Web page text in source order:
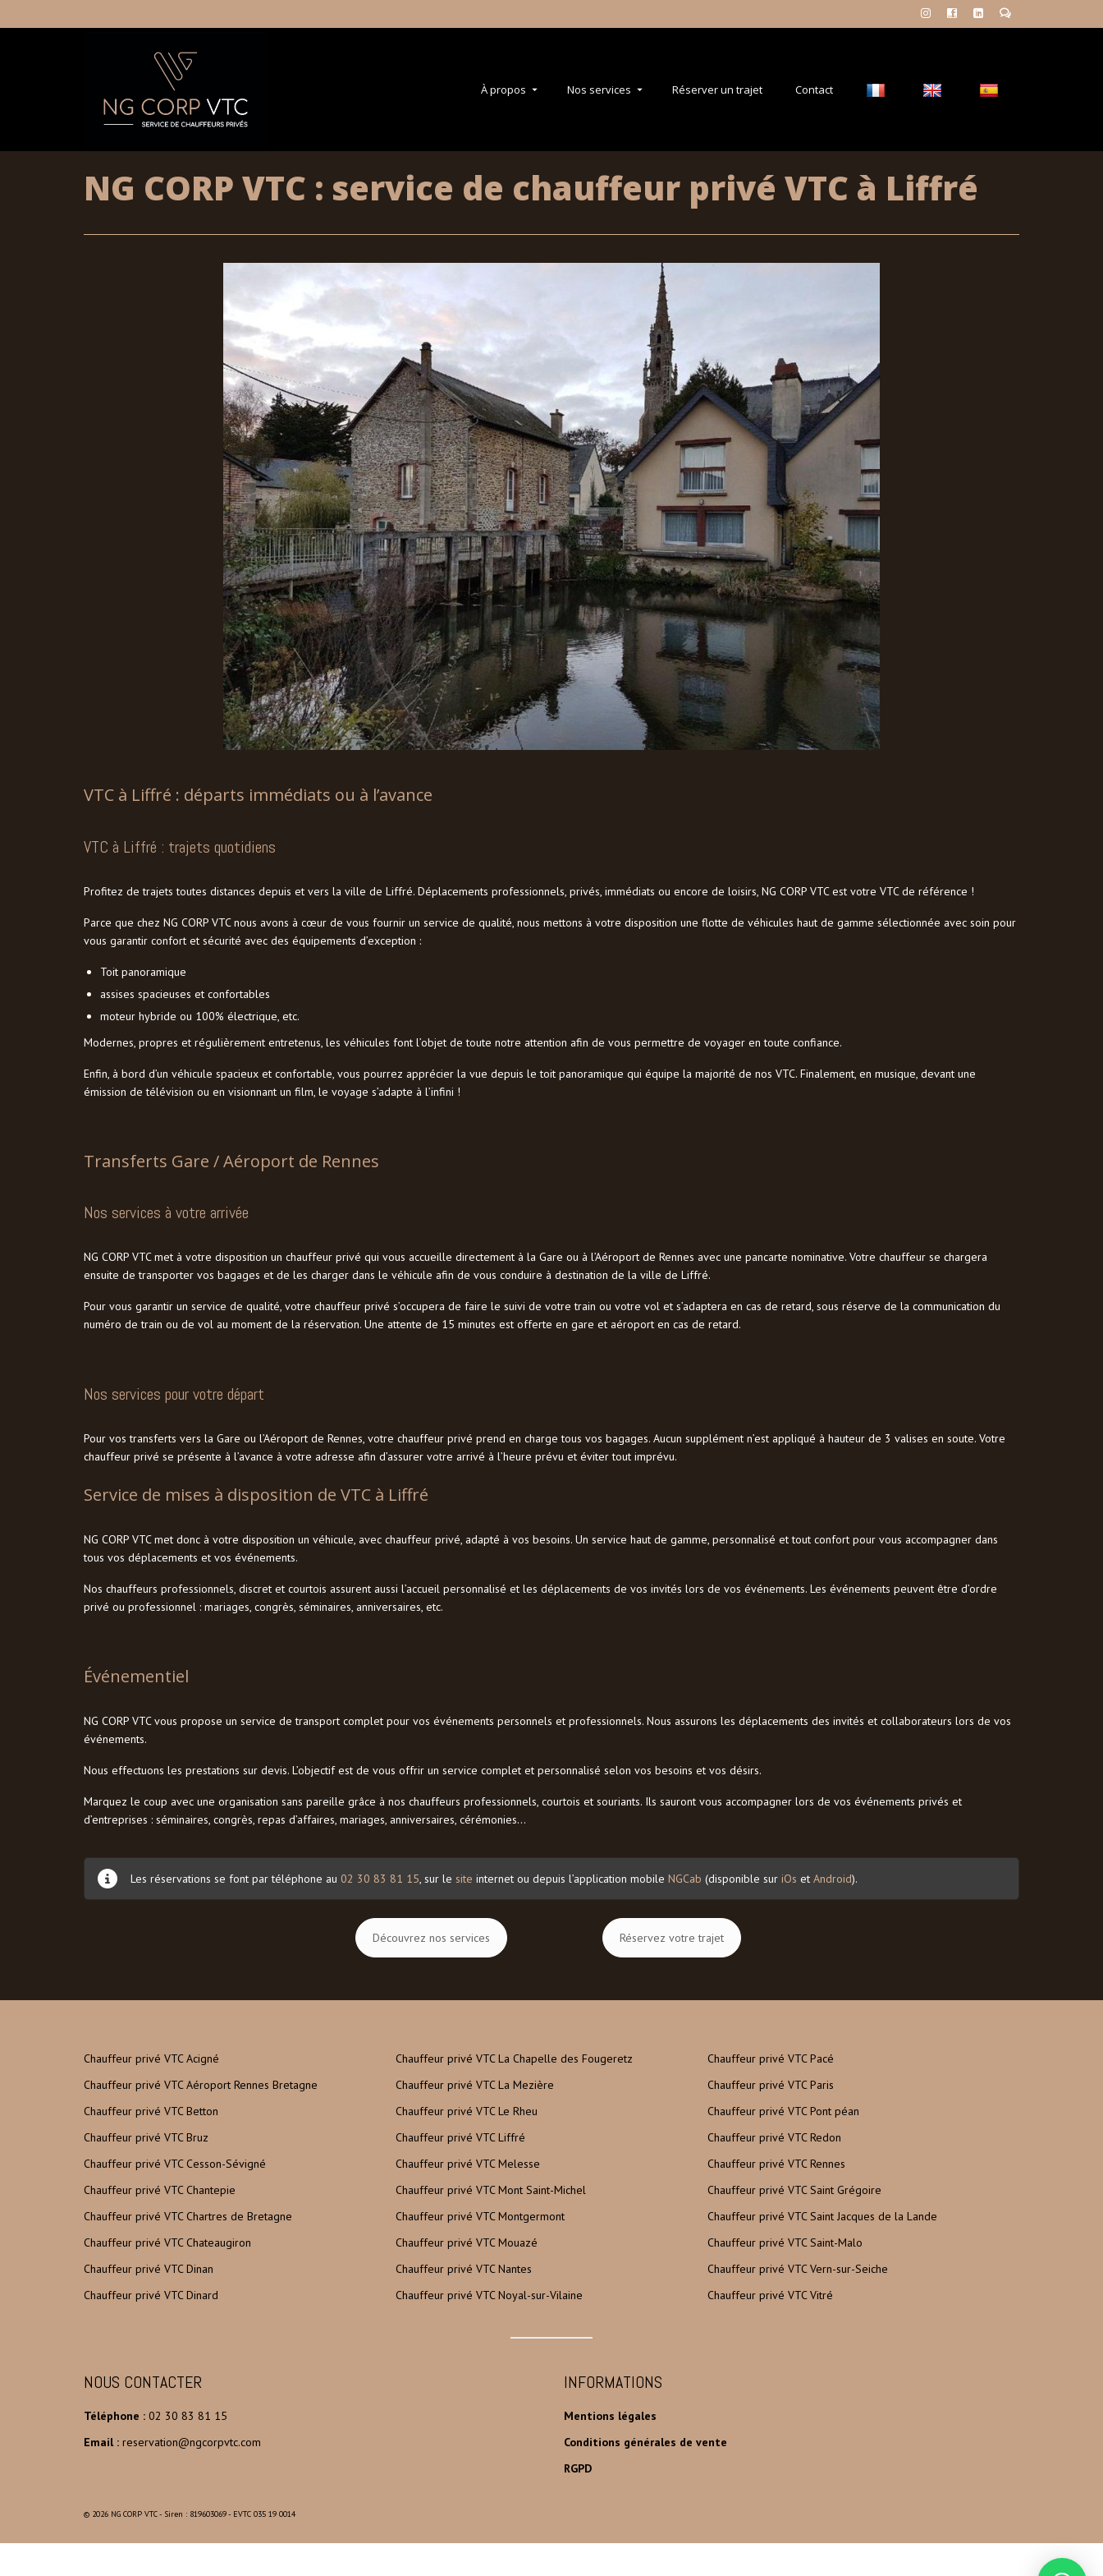
À propos Nos services Réserver un trajet Contact
NG CORP VTC : service de chauffeur privé VTC à Liffré
VTC à Liffré : départs immédiats ou à l’avance
VTC à Liffré : trajets quotidiens
Profitez de trajets toutes distances depuis et vers la ville de Liffré. Déplacements professionnels, privés, immédiats ou encore de loisirs, NG CORP VTC est votre VTC de référence !
Parce que chez NG CORP VTC nous avons à cœur de vous fournir un service de qualité, nous mettons à votre disposition une flotte de véhicules haut de gamme sélectionnée avec soin pour
vous garantir confort et sécurité avec des équipements d’exception :
Toit panoramique
assises spacieuses et confortables
moteur hybride ou 100% électrique, etc.
Modernes, propres et régulièrement entretenus, les véhicules font l’objet de toute notre attention afin de vous permettre de voyager en toute confiance.
Enfin, à bord d’un véhicule spacieux et confortable, vous pourrez apprécier la vue depuis le toit panoramique qui équipe la majorité de nos VTC. Finalement, en musique, devant une
émission de télévision ou en visionnant un film, le voyage s’adapte à l’infini !
Transferts Gare / Aéroport de Rennes
Nos services à votre arrivée
NG CORP VTC met à votre disposition un chauffeur privé qui vous accueille directement à la Gare ou à l’Aéroport de Rennes avec une pancarte nominative. Votre chauffeur se chargera
ensuite de transporter vos bagages et de les charger dans le véhicule afin de vous conduire à destination de la ville de Liffré.
Pour vous garantir un service de qualité, votre chauffeur privé s’occupera de faire le suivi de votre train ou votre vol et s’adaptera en cas de retard, sous réserve de la communication du
numéro de train ou de vol au moment de la réservation. Une attente de 15 minutes est offerte en gare et aéroport en cas de retard.
Nos services pour votre départ
Pour vos transferts vers la Gare ou l’Aéroport de Rennes, votre chauffeur privé prend en charge tous vos bagages. Aucun supplément n’est appliqué à hauteur de 3 valises en soute. Votre
chauffeur privé se présente à l’avance à votre adresse afin d’assurer votre arrivé à l’heure prévu et éviter tout imprévu.
Service de mises à disposition de VTC à Liffré
NG CORP VTC met donc à votre disposition un véhicule, avec chauffeur privé, adapté à vos besoins. Un service haut de gamme, personnalisé et tout confort pour vous accompagner dans
tous vos déplacements et vos événements.
Nos chauffeurs professionnels, discret et courtois assurent aussi l’accueil personnalisé et les déplacements de vos invités lors de vos événements. Les événements peuvent être d’ordre
privé ou professionnel : mariages, congrès, séminaires, anniversaires, etc.
Événementiel
NG CORP VTC vous propose un service de transport complet pour vos événements personnels et professionnels. Nous assurons les déplacements des invités et collaborateurs lors de vos
événements.
Nous effectuons les prestations sur devis. L’objectif est de vous offrir un service complet et personnalisé selon vos besoins et vos désirs.
Marquez le coup avec une organisation sans pareille grâce à nos chauffeurs professionnels, courtois et souriants. Ils sauront vous accompagner lors de vos événements privés et
d’entreprises : séminaires, congrès, repas d’affaires, mariages, anniversaires, cérémonies…
Les réservations se font par téléphone au 02 30 83 81 15 , sur le site internet ou depuis l’application mobile NGCab (disponible sur iOs et Android).
Découvrez nos services Réservez votre trajet
Chauffeur privé VTC Acigné
Chauffeur privé VTC Aéroport Rennes Bretagne
Chauffeur privé VTC Betton
Chauffeur privé VTC Bruz
Chauffeur privé VTC Cesson-Sévigné
Chauffeur privé VTC Chantepie
Chauffeur privé VTC Chartres de Bretagne
Chauffeur privé VTC Chateaugiron
Chauffeur privé VTC Dinan
Chauffeur privé VTC Dinard
Chauffeur privé VTC La Chapelle des Fougeretz
Chauffeur privé VTC La Mezière
Chauffeur privé VTC Le Rheu
Chauffeur privé VTC Liffré
Chauffeur privé VTC Melesse
Chauffeur privé VTC Mont Saint-Michel
Chauffeur privé VTC Montgermont
Chauffeur privé VTC Mouazé
Chauffeur privé VTC Nantes
Chauffeur privé VTC Noyal-sur-Vilaine
Chauffeur privé VTC Pacé
Chauffeur privé VTC Paris
Chauffeur privé VTC Pont péan
Chauffeur privé VTC Redon
Chauffeur privé VTC Rennes
Chauffeur privé VTC Saint Grégoire
Chauffeur privé VTC Saint Jacques de la Lande
Chauffeur privé VTC Saint-Malo
Chauffeur privé VTC Vern-sur-Seiche
Chauffeur privé VTC Vitré
NOUS CONTACTER
Téléphone : 02 30 83 81 15
Email : reservation@ngcorpvtc.com
INFORMATIONS
Mentions légales
Conditions générales de vente
RGPD
© 2026 NG CORP VTC - Siren : 819603069 - EVTC 035 19 0014